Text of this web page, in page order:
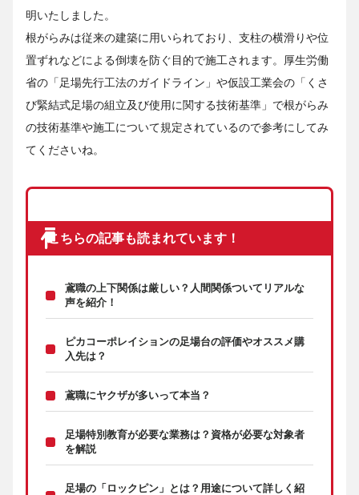
明いたしました。
根がらみは従来の建築に用いられており、支柱の横滑りや位
置ずれなどによる倒壊を防ぐ目的で施工されます。厚生労働
省の「足場先行工法のガイドライン」や仮設工業会の「くさ
び緊結式足場の組立及び使用に関する技術基準」で根がらみ
の技術基準や施工について規定されているので参考にしてみ
てくださいね。
こちらの記事も読まれています！
鳶職の上下関係は厳しい？人間関係ついてリアルな
声を紹介！
ピカコーポレイションの足場台の評価やオススメ購
入先は？
鳶職にヤクザが多いって本当？
足場特別教育が必要な業務は？資格が必要な対象者
を解説
足場の「ロックピン」とは？用途について詳しく紹